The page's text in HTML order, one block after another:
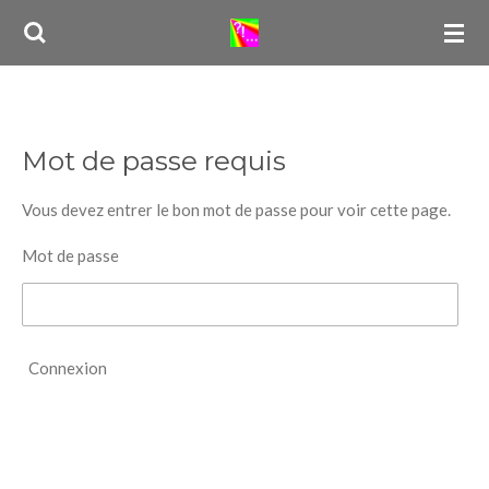
Passer
Mot de passe requis
Vous devez entrer le bon mot de passe pour voir cette page.
Mot de passe
Connexion